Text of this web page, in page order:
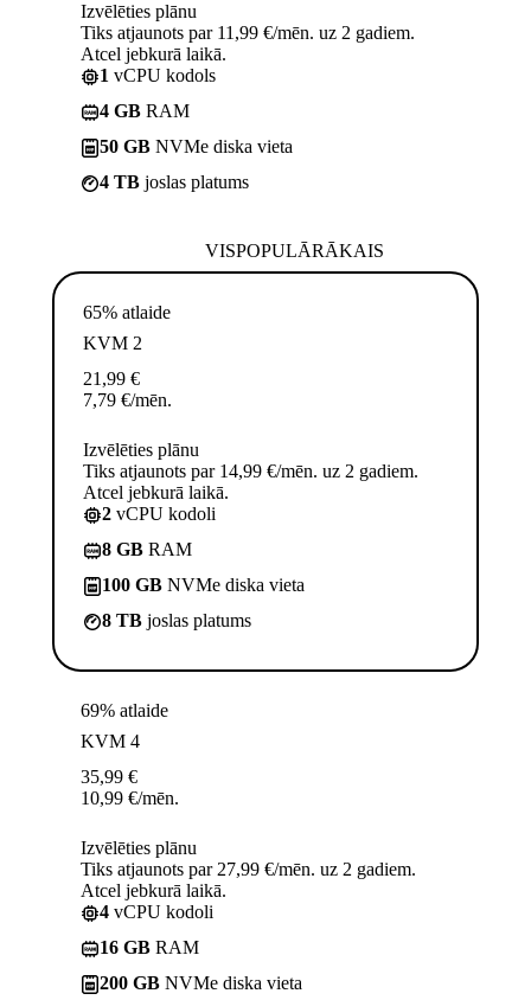
Izvēlēties plānu
Tiks atjaunots par 11,99 €/mēn. uz 2 gadiem.
Atcel jebkurā laikā.
1 vCPU kodols
4 GB RAM
50 GB NVMe diska vieta
4 TB joslas platums
VISPOPULĀRĀKAIS
65% atlaide
KVM 2
21,99 €
7,79 €/mēn.
Izvēlēties plānu
Tiks atjaunots par 14,99 €/mēn. uz 2 gadiem.
Atcel jebkurā laikā.
2 vCPU kodoli
8 GB RAM
100 GB NVMe diska vieta
8 TB joslas platums
69% atlaide
KVM 4
35,99 €
10,99 €/mēn.
Izvēlēties plānu
Tiks atjaunots par 27,99 €/mēn. uz 2 gadiem.
Atcel jebkurā laikā.
4 vCPU kodoli
16 GB RAM
200 GB NVMe diska vieta